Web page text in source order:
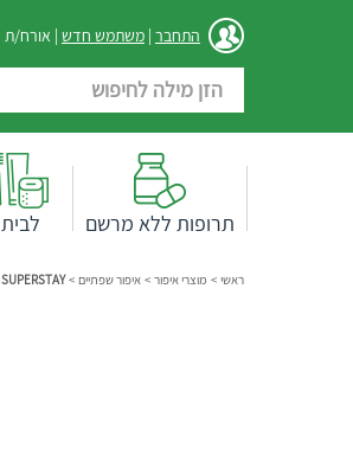
התחבר | משתמש חדש | אורח/ת
תרופות ללא מרשם לבית
ראשי > מוצרי איפור > איפור שפתיים > SUPERSTAY שפתון גוון 195